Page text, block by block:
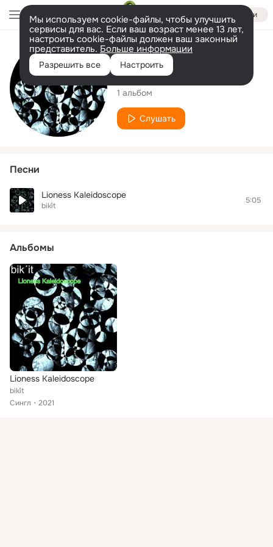
Войти
Мы используем cookie-файлы, чтобы улучшить
сервисы для вас. Если ваш возраст менее 13 лет,
настроить cookie-файлы должен ваш законный
представитель. Больше информации
Разрешить все Настроить
Исполнитель
bik´it
1 альбом
Слушать
Песни
Lioness Kaleidoscope
bik´it
5:05
Альбомы
Lioness Kaleidoscope
bik´it
Сингл
2021